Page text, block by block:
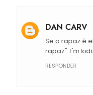
DAN CARV
Se o rapaz é
rapaz". I'm
RESPONDER